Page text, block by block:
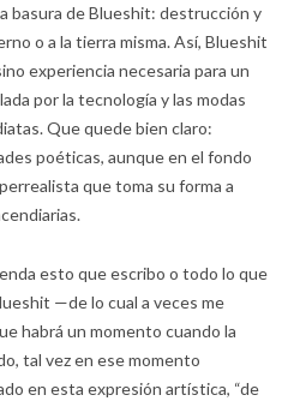
basura de Blueshit: destrucción y
o a la tierra misma. Así, Blueshit
experiencia necesaria para un
por la tecnología y las modas
Que quede bien claro:
poéticas, aunque en el fondo
que toma su forma a
esto que escribo o todo lo que
—de lo cual a veces me
habrá un momento cuando la
tal vez en ese momento
en esta expresión artística, “de